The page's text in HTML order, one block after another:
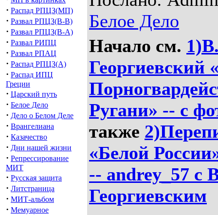
· Распад РПЦЗ(МП)
· Развал РПЦЗ(В-В)
· Развал РПЦЗ(В-А)
· Развал РИПЦ
· Развал РПАЦ
· Распад РПЦЗ(А)
· Распад ИПЦ
Греции
· Царский путь
· Белое Дело
· Дело о Белом Деле
· Врангелиана
· Казачество
· Дни нашей жизни
· Репрессирование
МИТ
· Русская защита
· Литстраница
· МИТ-альбом
· Мемуарное
Белое Дело
Начало см.
Ругани» -- с
также
«Белой
-- andrey_57 с
Георгиевским